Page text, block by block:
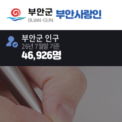
부안사랑인
부안군 인구
26년 7월말 기준
46,926명